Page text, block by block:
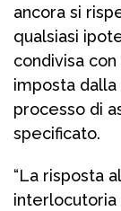
ancora si
qualsiasi
condivisa
imposta dalla
processo di
specificato.
“La risposta
interlocutoria